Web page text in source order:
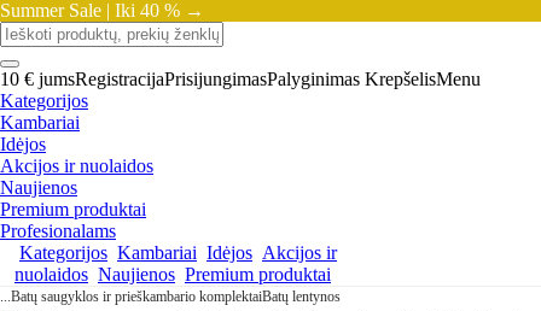
Summer Sale | Iki 40 % →
10 € jumsRegistracijaPrisijungimasPalyginimas KrepšelisMenu
Kategorijos
Kambariai
Idėjos
Akcijos ir nuolaidos
Naujienos
Premium produktai
Profesionalams
Kategorijos Kambariai Idėjos Akcijos ir
nuolaidos Naujienos Premium produktai
...Batų saugyklos ir prieškambario komplektaiBatų lentynos